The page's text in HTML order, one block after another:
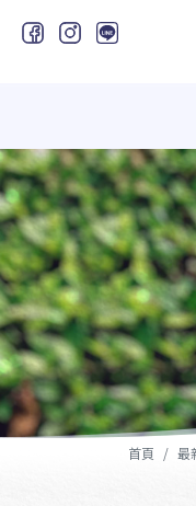
首頁 最